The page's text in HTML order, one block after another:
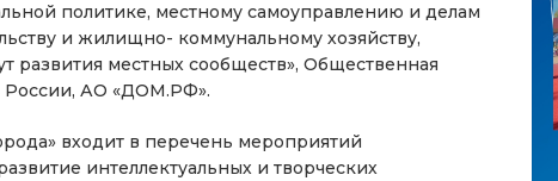
политике, местному самоуправлению и делам
и жилищно- коммунальному хозяйству,
развития местных сообществ», Общественная
России, АО «ДОМ.РФ».
входит в перечень мероприятий
интеллектуальных и творческих